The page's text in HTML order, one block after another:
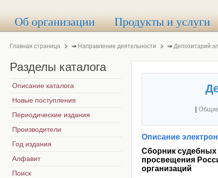
Об организации Продукты и услуги
Главная страница ⇒ Направление деятельности ⇒ Депозитарий
Описание
Сборник судебных
просвещения
организаций
Разделы каталога
Описание каталога
Новые поступления
Периодические издания
Производители
Год издания
Алфавит
Поиск